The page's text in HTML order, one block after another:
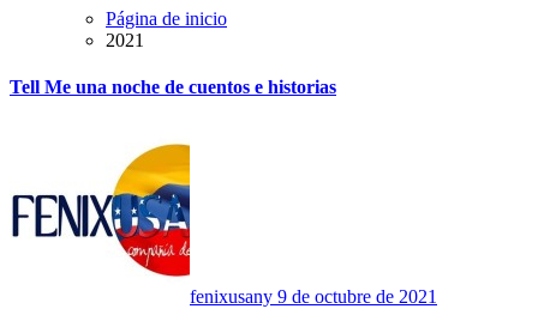
Página de inicio
2021
Tell Me una noche de cuentos e historias
fenixusany 9 de octubre de 2021